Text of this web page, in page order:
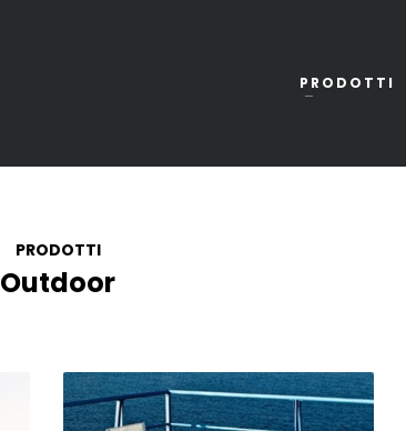
PRODOTTI
PRODOTTI
Outdoor